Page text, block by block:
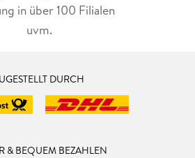
in über 100 Filialen
uvm.
DURCH
& BEQUEM BEZAHLEN